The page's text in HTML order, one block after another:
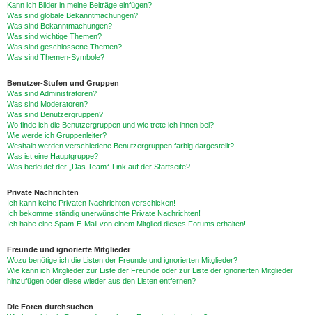
Kann ich Bilder in meine Beiträge einfügen?
Was sind globale Bekanntmachungen?
Was sind Bekanntmachungen?
Was sind wichtige Themen?
Was sind geschlossene Themen?
Was sind Themen-Symbole?
Benutzer-Stufen und Gruppen
Was sind Administratoren?
Was sind Moderatoren?
Was sind Benutzergruppen?
Wo finde ich die Benutzergruppen und wie trete ich ihnen bei?
Wie werde ich Gruppenleiter?
Weshalb werden verschiedene Benutzergruppen farbig dargestellt?
Was ist eine Hauptgruppe?
Was bedeutet der „Das Team“-Link auf der Startseite?
Private Nachrichten
Ich kann keine Privaten Nachrichten verschicken!
Ich bekomme ständig unerwünschte Private Nachrichten!
Ich habe eine Spam-E-Mail von einem Mitglied dieses Forums erhalten!
Freunde und ignorierte Mitglieder
Wozu benötige ich die Listen der Freunde und ignorierten Mitglieder?
Wie kann ich Mitglieder zur Liste der Freunde oder zur Liste der ignorierten Mitglieder
hinzufügen oder diese wieder aus den Listen entfernen?
Die Foren durchsuchen